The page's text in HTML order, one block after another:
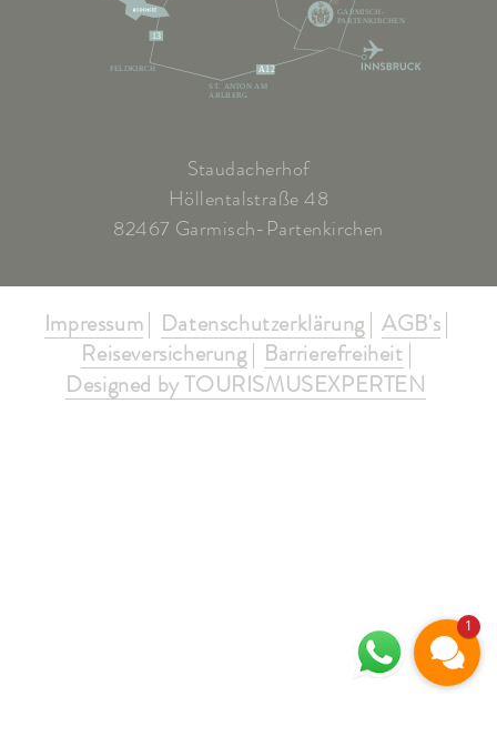
A12
13
ST. ANTON AM
ARLBERG
FELDKIRCH
GARMISCH-
PARTENKIRCHEN
Staudacherhof
Höllentalstraße 48
82467 Garmisch-Partenkirchen
Impressum Datenschutzerklärung
AGB's
Reiseversicherung
Barrierefreiheit
Designed by TOURISMUSEXPERTEN
1